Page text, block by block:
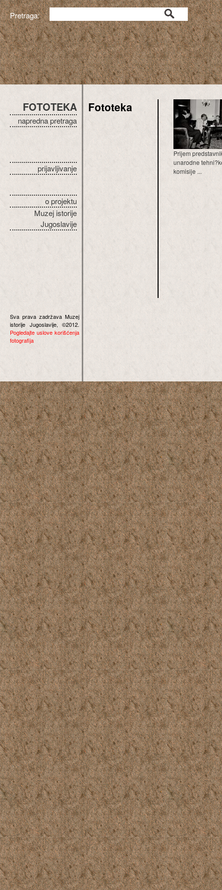
Pretraga:
FOTOTEKA
napredna pretraga
prijavljivanje
o projektu
Muzej istorije
Jugoslavije
Sva prava zadržava Muzej
istorije Jugoslavije, ©2012.
Pogledajte uslove korišćenja
fotografija
Fototeka
Prijem
unarodne
komisije ...